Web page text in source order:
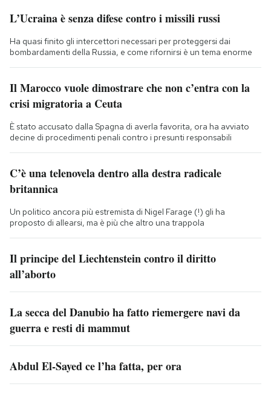
L’Ucraina è senza difese contro i missili russi
Ha quasi finito gli intercettori necessari per proteggersi dai
bombardamenti della Russia, e come rifornirsi è un tema enorme
Il Marocco vuole dimostrare che non c’entra con la
crisi migratoria a Ceuta
È stato accusato dalla Spagna di averla favorita, ora ha avviato
decine di procedimenti penali contro i presunti responsabili
C’è una telenovela dentro alla destra radicale
britannica
Un politico ancora più estremista di Nigel Farage (!) gli ha
proposto di allearsi, ma è più che altro una trappola
Il principe del Liechtenstein contro il diritto
all’aborto
La secca del Danubio ha fatto riemergere navi da
guerra e resti di mammut
Abdul El-Sayed ce l’ha fatta, per ora